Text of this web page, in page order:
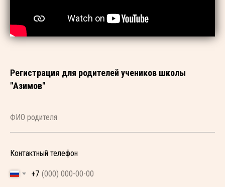
Регистрация для родителей учеников школы
"Азимов"
Контактный телефон
+7